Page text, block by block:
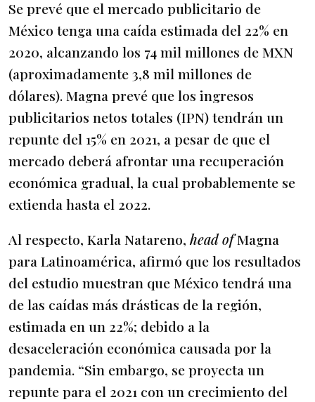
Se prevé que el mercado publicitario de
México tenga una caída estimada del 22% en
2020, alcanzando los 74 mil millones de MXN
(aproximadamente 3,8 mil millones de
dólares). Magna prevé que los ingresos
publicitarios netos totales (IPN) tendrán un
repunte del 15% en 2021, a pesar de que el
mercado deberá afrontar una recuperación
económica gradual, la cual probablemente se
extienda hasta el 2022.
Al respecto, Karla Natareno,head ofMagna
para Latinoamérica, afirmó que los resultados
del estudio muestran que México tendrá una
de las caídas más drásticas de la región,
estimada en un 22%; debido a la
desaceleración económica causada por la
pandemia. “Sin embargo, se proyecta un
repunte para el 2021 con un crecimiento del